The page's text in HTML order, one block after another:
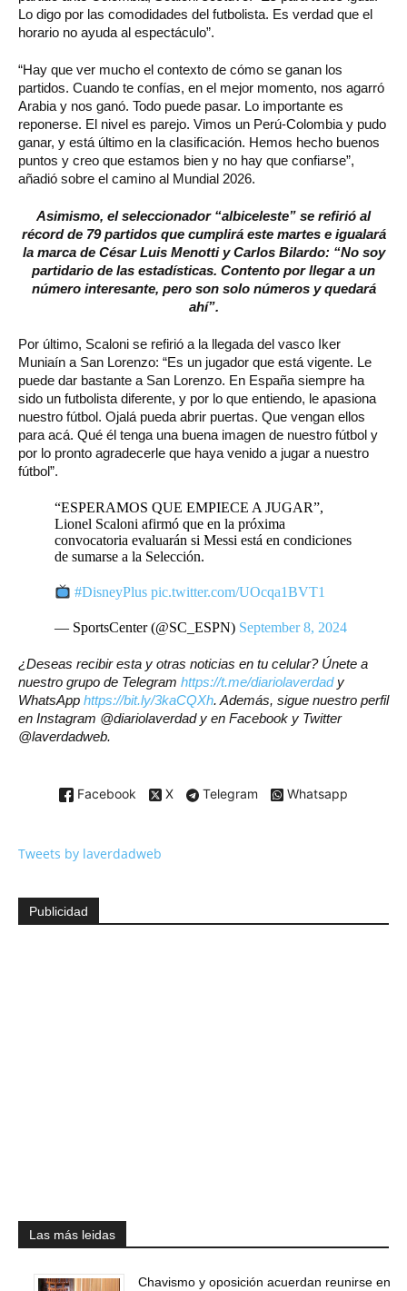
Lo digo por las comodidades del futbolista. Es verdad que el
horario no ayuda al espectáculo”.
“Hay que ver mucho el contexto de cómo se ganan los
partidos. Cuando te confías, en el mejor momento, nos agarró
Arabia y nos ganó. Todo puede pasar. Lo importante es
reponerse. El nivel es parejo. Vimos un Perú-Colombia y pudo
ganar, y está último en la clasificación. Hemos hecho buenos
puntos y creo que estamos bien y no hay que confiarse”,
añadió sobre el camino al Mundial 2026.
Asimismo, el seleccionador “albiceleste” se refirió al
récord de 79 partidos que cumplirá este martes e igualará
la marca de César Luis Menotti y Carlos Bilardo: “No soy
partidario de las estadísticas. Contento por llegar a un
número interesante, pero son solo números y quedará
ahí”.
Por último, Scaloni se refirió a la llegada del vasco Iker
Muniaín a San Lorenzo: “Es un jugador que está vigente. Le
puede dar bastante a San Lorenzo. En España siempre ha
sido un futbolista diferente, y por lo que entiendo, le apasiona
nuestro fútbol. Ojalá pueda abrir puertas. Que vengan ellos
para acá. Qué él tenga una buena imagen de nuestro fútbol y
por lo pronto agradecerle que haya venido a jugar a nuestro
fútbol”.
“ESPERAMOS QUE EMPIECE A JUGAR”,
Lionel Scaloni afirmó que en la próxima
convocatoria evaluarán si Messi está en condiciones
de sumarse a la Selección.
#DisneyPlus pic.twitter.com/UOcqa1BVT1
— SportsCenter (@SC_ESPN) September 8, 2024
¿Deseas recibir esta y otras noticias en tu celular? Únete a
nuestro grupo de Telegram https://t.me/diariolaverdady
WhatsApp https://bit.ly/3kaCQXh. Además, sigue nuestro perfil
en Instagram @diariolaverdad y en Facebook y Twitter
@laverdadweb.
Facebook X Telegram Whatsapp
Tweets by laverdadweb
Publicidad
Las más leidas
Chavismo y oposición acuerdan reunirse en